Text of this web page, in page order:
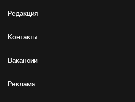
Редакция
Контакты
Вакансии
Реклама